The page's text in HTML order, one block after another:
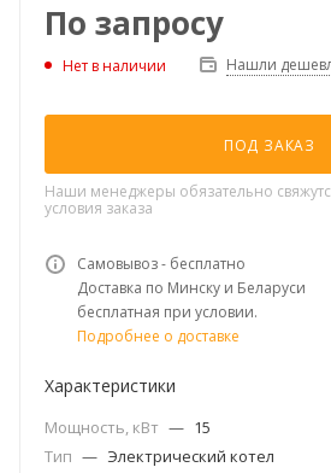
По запросу
Нет в наличии Нашли
ПОД ЗАКАЗ
Наши менеджеры обязательно
условия заказа
Самовывоз - бесплатно
Доставка по Минску и Беларуси
бесплатная при условии.
Подробнее о доставке
Характеристики
Мощность, кВт — 15
Тип — Электрический котел